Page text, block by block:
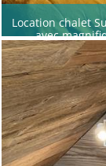
Location chalet
avec